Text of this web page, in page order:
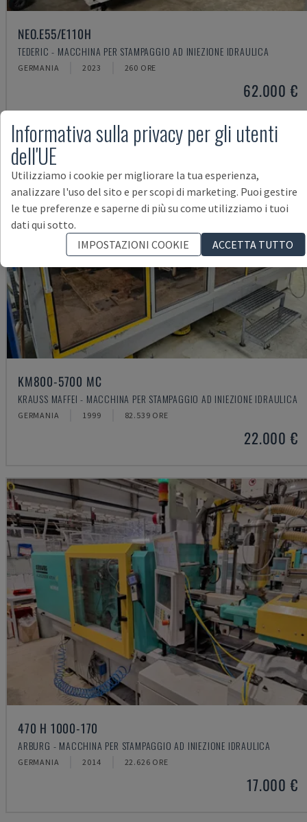
NEO.E55/E110H
TEDERIC - MACCHINA PER STAMPAGGIO AD INIEZIONE IDRAULICA
GERMANIA 2023 260 ORE
62.000 €
KM800-5700 MC
KRAUSS MAFFEI - MACCHINA PER STAMPAGGIO AD INIEZIONE IDRAULICA
GERMANIA 1999 82.539 ORE
22.000 €
470 H 1000-170
ARBURG - MACCHINA PER STAMPAGGIO AD INIEZIONE IDRAULICA
GERMANIA 2014 22.626 ORE
17.000 €
Informativa sulla privacy per gli utenti
dell'UE
Utilizziamo i cookie per migliorare la tua esperienza,
analizzare l'uso del sito e per scopi di marketing. Puoi gestire
le tue preferenze e saperne di più su come utilizziamo i tuoi
dati qui sotto.
IMPOSTAZIONI COOKIE
ACCETTA TUTTO